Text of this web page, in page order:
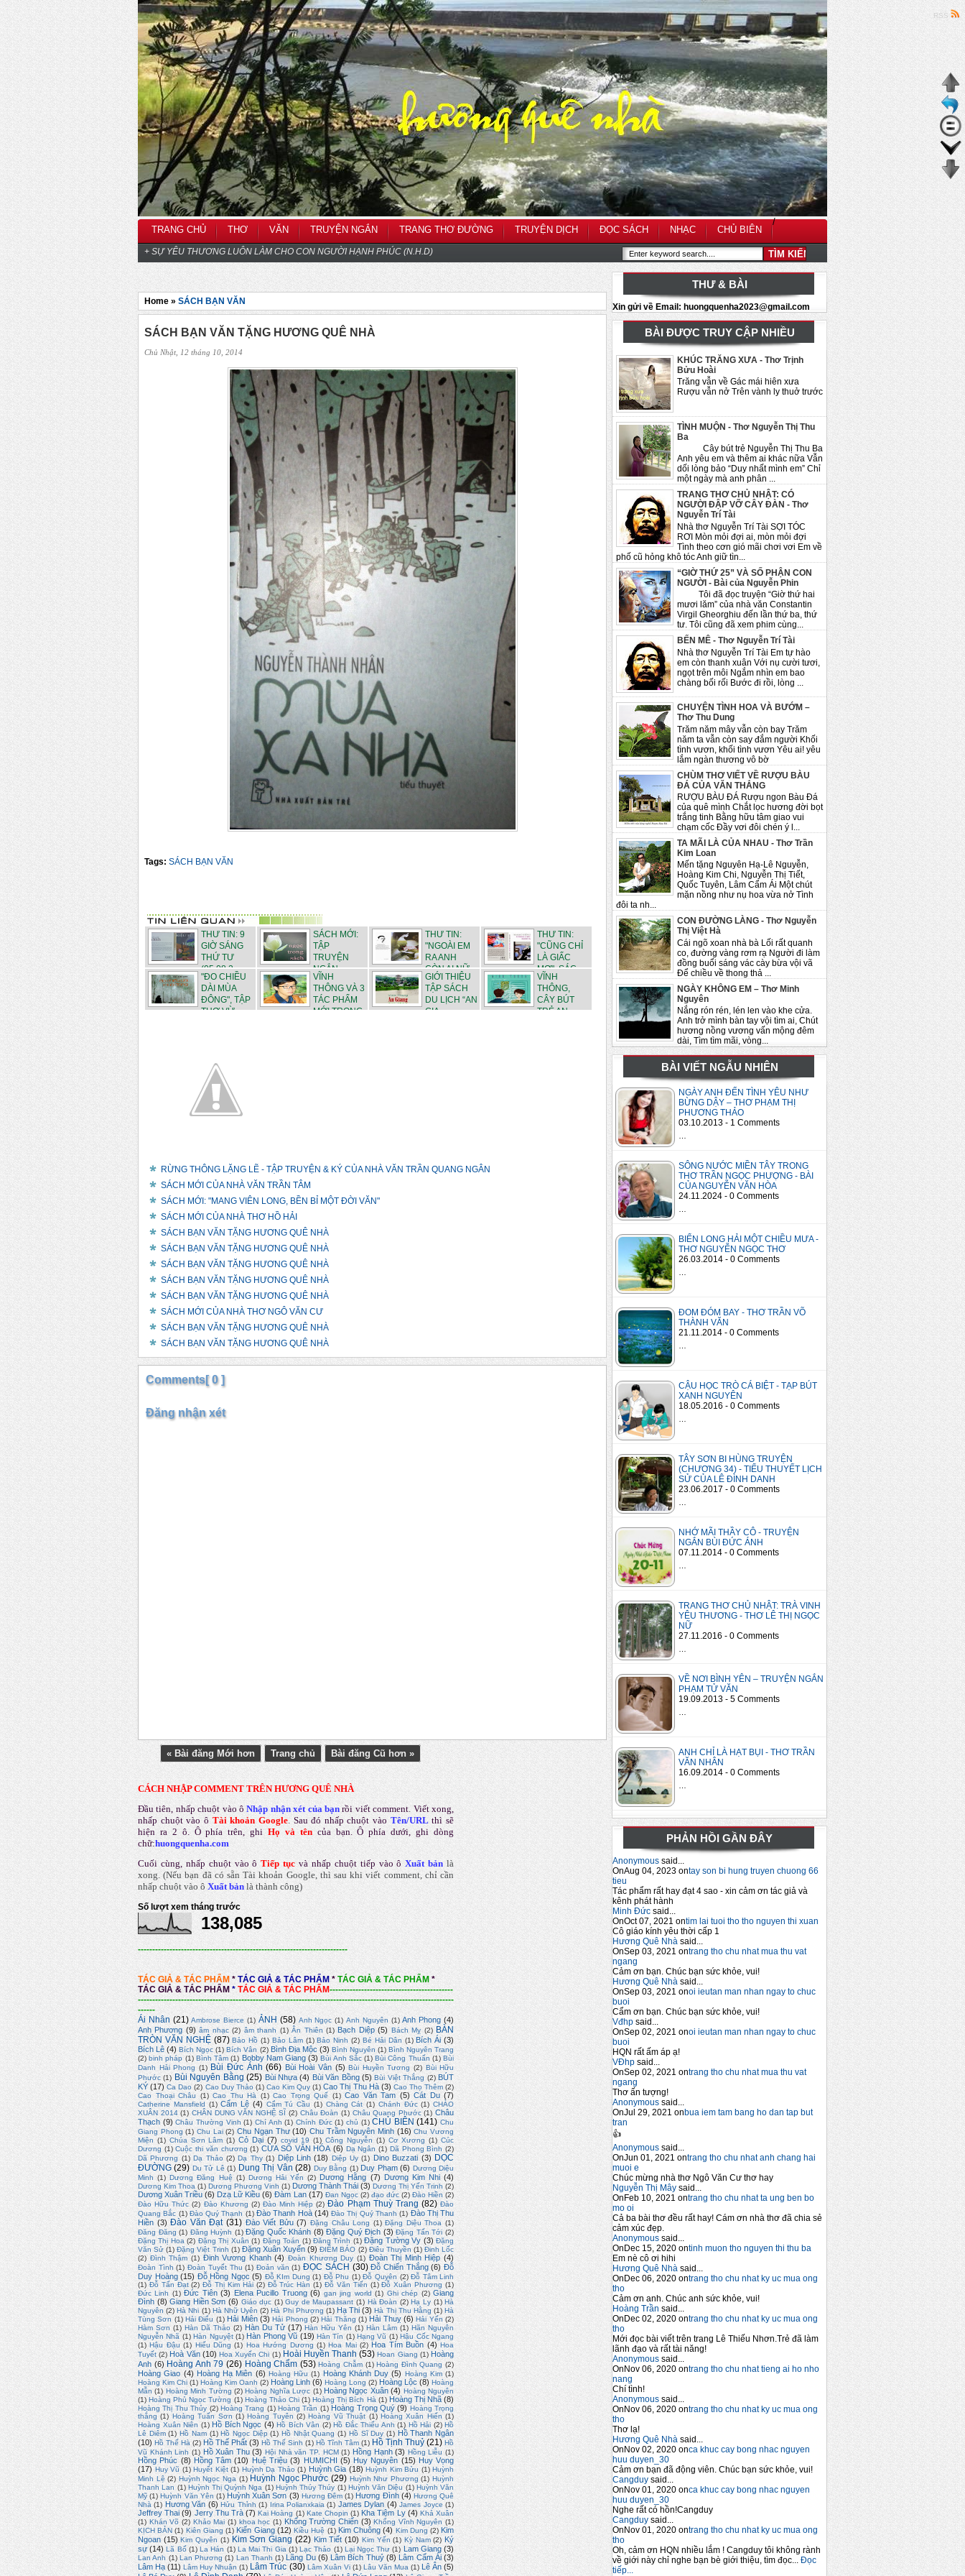
TRANG CHỦ THƠ VĂN TRUYỆN NGẮN TRANG THƠ ĐƯỜNG TRUYỆN DỊCH
/
ĐỌC SÁCH NHẠC CHỦ BIÊN
+ SỰ YÊU THƯƠNG LUÔN LÀM CHO CON NGƯỜI HẠNH PHÚC (N.H.D)
RSS
THƯ & BÀI
Xin gửi về Email: huongquenha2023@gmail.com
BÀI ĐƯỢC TRUY CẬP NHIỀU
KHÚC TRĂNG XƯA - Thơ Trịnh
Bửu Hoài
Trăng vẫn về Gác mái hiên xưa
Rượu vẫn nở Trên vành ly thuở trước
TÌNH MUỘN - Thơ Nguyễn Thị Thu
Ba
Cây bút trẻ Nguyễn Thị Thu Ba
Anh yêu em và thêm ai khác nữa Vẫn
dối lòng bảo “Duy nhất mình em” Chỉ
một ngày mà anh phân ...
TRANG THƠ CHỦ NHẬT: CÓ
NGƯỜI ĐẬP VỠ CÂY ĐÀN - Thơ
Nguyễn Trí Tài
Nhà thơ Nguyễn Trí Tài SỢI TÓC
RƠI Mòn mỏi đợi ai, mòn mỏi đợi
Tình theo cơn gió mãi chơi vơi Em về
phố cũ hỏng khô tóc Anh giữ tìn...
“GIỜ THỨ 25” VÀ SỐ PHẬN CON
NGƯỜI - Bài của Nguyễn Phin
Tôi đã đọc truyện “Giờ thứ hai
mươi lăm” của nhà văn Constantin
Virgil Gheorghiu đến lần thứ ba, thứ
tư. Tôi cũng đã xem phim cùng...
BẾN MÊ - Thơ Nguyễn Trí Tài
Nhà thơ Nguyễn Trí Tài Em tự hào
em còn thanh xuân Với nụ cười tươi,
ngọt trên môi Ngắm nhìn em bao
chàng bối rối Bước đi rồi, lòng ...
CHUYỆN TÌNH HOA VÀ BƯỚM –
Thơ Thu Dung
Trăm năm mây vẫn còn bay Trăm
năm ta vẫn còn say đắm người Khối
tình vươn, khối tình vươn Yêu ai! yêu
lắm ngàn thương vô bờ
CHÙM THƠ VIẾT VỀ RƯỢU BÀU
ĐÁ CỦA VĂN THẮNG
RƯỢU BÀU ĐÁ Rượu ngon Bàu Đá
của quê mình Chắt lọc hương đời bọt
trắng tinh Bằng hữu tâm giao vui
chạm cốc Đầy vơi đôi chén ý l...
TA MÃI LÀ CỦA NHAU - Thơ Trần
Kim Loan
Mến tặng Nguyên Hạ-Lê Nguyễn,
Hoàng Kim Chi, Nguyễn Thị Tiết,
Quốc Tuyên, Lâm Cẩm Ái Một chút
mặn nồng như nụ hoa vừa nở Tình
đôi ta nh...
CON ĐƯỜNG LÀNG - Thơ Nguyễn
Thị Việt Hà
Cái ngõ xoan nhà bà Lối rất quanh
co, đường vàng rơm rạ Người đi làm
đồng buổi sáng vác cày bừa vội vã
Để chiều về thong thả ...
NGÀY KHÔNG EM – Thơ Minh
Nguyên
Nắng rón rén, lén len vào khe cửa.
Anh trở mình bàn tay vội tìm ai, Chút
hương nồng vương vấn mộng đêm
dài, Tìm tìm mãi, vòng...
BÀI VIẾT NGẪU NHIÊN
NGÀY ANH ĐẾN TÌNH YÊU NHƯ
BỪNG DẬY – THƠ PHẠM THỊ
PHƯƠNG THẢO
03.10.2013 - 1 Comments
SÔNG NƯỚC MIỀN TÂY TRONG
THƠ TRẦN NGỌC PHƯỢNG - BÀI
CỦA NGUYỄN VĂN HÒA
24.11.2024 - 0 Comments
BIỂN LONG HẢI MỘT CHIỀU MƯA -
THƠ NGUYỄN NGỌC THƠ
26.03.2014 - 0 Comments
ĐOM ĐÓM BAY - THƠ TRẦN VÕ
THÀNH VĂN
21.11.2014 - 0 Comments
CẬU HỌC TRÒ CÁ BIỆT - TẠP BÚT
XANH NGUYÊN
18.05.2016 - 0 Comments
TÂY SƠN BI HÙNG TRUYỆN
(CHƯƠNG 34) - TIỂU THUYẾT LỊCH
SỬ CỦA LÊ ĐÌNH DANH
23.06.2017 - 0 Comments
NHỚ MÃI THẦY CÔ - TRUYỆN
NGẮN BÙI ĐỨC ÁNH
07.11.2014 - 0 Comments
TRANG THƠ CHỦ NHẬT: TRÀ VINH
YÊU THƯƠNG - THƠ LÊ THỊ NGỌC
NỮ
27.11.2016 - 0 Comments
VỀ NƠI BÌNH YÊN – TRUYỆN NGẮN
PHẠM TỬ VĂN
19.09.2013 - 5 Comments
ANH CHỈ LÀ HẠT BỤI - THƠ TRẦN
VĂN NHÂN
16.09.2014 - 0 Comments
PHẢN HỒI GẦN ĐÂY
Anonymous said...
OnAug 04, 2023 ontay son bi hung truyen chuong 66
tieu
Tác phẩm rất hay đạt 4 sao - xin cảm ơn tác giả và
kênh phát hành
Minh Đức said...
OnOct 07, 2021 ontim lai tuoi tho tho nguyen thi xuan
Cô giáo kính yêu thời cấp 1
Hương Quê Nhà said...
OnSep 03, 2021 ontrang tho chu nhat mua thu vat
ngang
Cảm ơn bạn. Chúc bạn sức khỏe, vui!
Hương Quê Nhà said...
OnSep 03, 2021 onoi ieutan man nhan ngay to chuc
buoi
Cẩm ơn bạn. Chúc bạn sức khỏe, vui!
Vđhp said...
OnSep 02, 2021 onoi ieutan man nhan ngay to chuc
buoi
HQN rất ấm áp ạ!
VĐhp said...
OnSep 02, 2021 ontrang tho chu nhat mua thu vat
ngang
Thơ ấn tượng!
Anonymous said...
OnJul 29, 2021 onbua iem tam bang ho dan tap but
tran
👍
Anonymous said...
OnJun 01, 2021 ontrang tho chu nhat anh chang hai
muoi e
Chúc mừng nhà thơ Ngô Văn Cư thơ hay
Nguyễn Thị Mây said...
OnFeb 10, 2021 ontrang tho chu nhat ta ung ben bo
mo oi
Cả ba bài thơ đều rất hay! Cám ơn nhà thơ đã chia sẻ
cảm xúc đẹp.
Anonymous said...
OnDec 15, 2020 ontinh muon tho nguyen thi thu ba
Em nè cô ơi hihi
Hương Quê Nhà said...
OnDec 06, 2020 ontrang tho chu nhat ky uc mua ong
tho
Cảm ơn anh. Chúc anh sức khỏe, vui!
Hoàng Trần said...
OnDec 02, 2020 ontrang tho chu nhat ky uc mua ong
tho
Mới đọc bài viết trên trang Lê Thiếu Nhơn.Trẻ đã làm
lãnh đạo và rất tài năng!
Anonymous said...
OnNov 06, 2020 ontrang tho chu nhat tieng ai ho nho
nang
Chí tình!
Anonymous said...
OnNov 06, 2020 ontrang tho chu nhat ky uc mua ong
tho
Thơ lạ!
Hương Quê Nhà said...
OnNov 02, 2020 onca khuc cay bong nhac nguyen
huu duyen_30
Cảm ơn bạn đã động viên. Chúc bạn sức khỏe, vui!
Cangduy said...
OnNov 01, 2020 onca khuc cay bong nhac nguyen
huu duyen_30
Nghe rất có hồn!Cangduy
Cangduy said...
OnNov 01, 2020 ontrang tho chu nhat ky uc mua ong
tho
Oh, cảm ơn HQN nhiều lắm ! Cangduy tôi không rành
về giới này chỉ nghe bạn bè giới thiệu, tìm đọc... Đọc
tiếp...
Home » SÁCH BẠN VĂN
SÁCH BẠN VĂN TẶNG HƯƠNG QUÊ NHÀ
Chủ Nhật, 12 tháng 10, 2014
Tags: SÁCH BẠN VĂN
THƯ TIN: 9
GIỜ SÁNG
THỨ TƯ
(05.08.2...
SÁCH MỚI:
TẬP
TRUYỆN
NGẮN
"NGỌC TRO...
THƯ TIN:
"NGOÀI EM
RA ANH
CÒN AI NỮ...
THƯ TIN:
"CŨNG CHỈ
LÀ GIẤC
MƠ", SÁC...
"ĐO CHIỀU
DÀI MÙA
ĐÔNG", TẬP
THƠ VỪ...
VĨNH
THÔNG VÀ 3
TÁC PHẨM
MỚI TRONG
GIỚI THIỆU
TẬP SÁCH
DU LỊCH “AN
GIA...
VĨNH
THÔNG,
CÂY BÚT
TRẺ AN
RỪNG THÔNG LẶNG LẼ - TẬP TRUYỆN & KÝ CỦA NHÀ VĂN TRẦN QUANG NGÂN
SÁCH MỚI CỦA NHÀ VĂN TRẦN TÂM
SÁCH MỚI: "MANG VIÊN LONG, BỀN BỈ MỘT ĐỜI VĂN"
SÁCH MỚI CỦA NHÀ THƠ HỒ HẢI
SÁCH BẠN VĂN TẶNG HƯƠNG QUÊ NHÀ
SÁCH BẠN VĂN TẶNG HƯƠNG QUÊ NHÀ
SÁCH BẠN VĂN TẶNG HƯƠNG QUÊ NHÀ
SÁCH BẠN VĂN TẶNG HƯƠNG QUÊ NHÀ
SÁCH BẠN VĂN TẶNG HƯƠNG QUÊ NHÀ
SÁCH MỚI CỦA NHÀ THƠ NGÔ VĂN CƯ
SÁCH BẠN VĂN TẶNG HƯƠNG QUÊ NHÀ
SÁCH BẠN VĂN TẶNG HƯƠNG QUÊ NHÀ
Comments[ 0 ]
Đăng nhận xét
« Bài đăng Mới hơn Trang chủ Bài đăng Cũ hơn »
CÁCH NHẬP COMMENT TRÊN HƯƠNG QUÊ NHÀ
Đầu tiên, nhấp chuột vào ô Nhập nhận xét của bạn rồi viết comment. Viết xong,
nhấp chuột vào ô Tài khoản Google. Sau đó nhấp chuột vào Tên/URL thì sẽ
hiện ra 2 ô. Ô phía trên, ghiHọ và tên của bạn. Ô phía dưới, ghi dòng
chữ:huongquenha.com
Cuối cùng, nhấp chuột vào ô Tiếp tục và nhấp chuột tiếp vào ôXuất bản là
xong.(Nếu bạn đã có sẵn Tài khoản Google, thì sau khi viết comment, chỉ cần
nhấp chuột vào ôXuất bản là thành công)
Số lượt xem tháng trước
138,085
-------------------------------------------------------------------------
TÁC GIẢ & TÁC PHẨM * TÁC GIẢ & TÁC PHẨM * TÁC GIẢ & TÁC PHẨM *
TÁC GIẢ & TÁC PHẨM * TÁC GIẢ & TÁC PHẨM-------------------------------------------
--------------------------------------------------------------------------------------------------------------
------
Ái Nhân (21) Ambrose Bierce (1) ẢNH (58) Anh Ngọc (1) Anh Nguyên (1) Anh Phong (4)
Anh Phương (9) âm nhạc (2) âm thanh (1) Ân Thiên (1) Bạch Diệp (5) Bách Mỵ (2) BÀN
TRÒN VĂN NGHỆ (87) Bảo Hồ (1) Bảo Lâm (1) Bảo Ninh (2) Bé Hải Dân (1) Bích Ái (3)
Bích Lê (4) Bích Ngọc (1) Bích Vân (2) Bình Địa Mộc (3) Bình Nguyên (1) Bình Nguyên Trang
(2) binh pháp (1) Bình Tâm (1) Bobby Nam Giang (3) Bùi Anh Sắc (1) Bùi Công Thuấn (1) Bùi
Danh Hải Phong (1) Bùi Đức Ánh (66) Bùi Hoài Vân (5) Bùi Huyền Tương (2) Bùi Hữu
Phước (1) Bùi Nguyên Bằng (25) Bùi Nhựa (4) Bùi Văn Bồng (5) Bùi Việt Thắng (2) BÚT
KÝ (17) Ca Dao (2) Cao Duy Thảo (1) Cao Kim Quy (1) Cao Thị Thu Hà (3) Cao Thọ Thêm (2)
Cao Thoại Châu
(1) Cao Thu Hà (1) Cao Trọng Quế (1) Cao Văn Tam (5) Cát Du (7)
Catherine Mansfield (1) Cẩm Lệ (4) Cẩm Tú Cầu (1) Chàng Cát (1) Chánh Đức (1) CHÀO
XUÂN 2014 (1) CHÂN DUNG VĂN NGHỆ SĨ (2) Châu Đoàn (1) Châu Quang Phước (1) Châu
Thạch (9) Châu Thường Vinh (1) Chí Anh (1) Chính Đức (1) chủ (1) CHỦ BIÊN (141) Chu
Giang Phong (1) Chu Lai (2) Chu Ngạn Thư (10) Chu Trầm Nguyên Minh (16) Chu Vương
Miện (1) Chúa Sơn Lâm (1) Cỏ Dại (7) covid 19 (1) Công Nguyễn (1) Cơ Xương (1) Cúc
Dương (1) Cuộc thi văn chương (1) CỬA SỔ VĂN HÓA (6) Dạ Ngân (1) Dã Phong Bình (2)
Dã Phương (1) Dạ Thảo (2) Dạ Thy (1) Diệp Linh (18) Diệp Uy (1) Dino Buzzati (3) DỌC
ĐƯỜNG (29) Du Tử Lê (1) Dung Thị Vân (28) Duy Bằng (1) Duy Phạm (6) Dương Diệu
Minh (1) Dương Đăng Huệ (1) Dương Hải Yến (2) Dương Hằng (7) Dương Kim Nhi (4)
Dương Kim Thoa (1) Dương Phương Vinh (1) Dương Thành Thái (3) Dương Thị Yến Trinh (2)
Dương Xuân Triều (6) Dzạ Lữ Kiều (6) Đàm Lan (17) Đan Ngọc (2) đạo đức (2) Đào Hiền (2)
Đào Hữu Thức (2) Đào Khương (2) Đào Minh Hiệp (2) Đào Phạm Thuỳ Trang (82) Đào
Quang Bắc (1) Đào Quý Thạnh (1) Đào Thanh Hoà (14) Đào Thị Quý Thanh (1) Đào Thị Thu
Hiền (3) Đào Văn Đạt (31) Đào Viết Bửu (7) Đặng Châu Long (1) Đặng Diệu Thoa (1)
Đăng Đăng (1) Đăng Huỳnh (1) Đặng Quốc Khánh (8) Đặng Quý Địch (3) Đặng Tấn Tới (2)
Đặng Thị Hoa (2) Đặng Thị Xuân (1) Đặng Toán (1) Đăng Trình (1) Đặng Tường Vy (3) Đặng
Văn Sử (1) Đặng Việt Trinh (1) Đặng Xuân Xuyến (9) ĐIỂM BÁO (2) Điêu Thuyền (1) Đinh Lốc
(2) Đình Thậm (1) Đinh Vương Khanh (4) Đoàn Khương Duy (1) Đoàn Thị Minh Hiệp (4)
Đoàn Tình (1) Đoàn Tuyết Thu (1) Đoản văn (1) ĐỌC SÁCH (30) Đỗ Chiến Thắng (6) Đỗ
Duy Hoàng (15) Đỗ Hồng Ngọc (5) Đỗ KIm Dung (1) Đỗ Phu (1) Đỗ Quyên (2) Đỗ Tâm Linh
(1) Đỗ Tấn Đạt (2) Đỗ Thị Kim Hải (2) Đỗ Trúc Hàn (1) Đỗ Văn Tiến (1) Đỗ Xuân Phương (1)
Đức Linh (1) Đức Tiên (3) Elena Pucillo Truong (6) gan jing world (1) Ghi chép (2) Giang
Đình (8) Giang Hiền Sơn (6) Giáo dục (1) Guy de Maupassant (1) Hà Đoàn (2) Hạ Ly (1) Hà
Nguyên (2) Hà Nhi (1) Hà Nhữ Uyên (2) Hà Phi Phượng (1) Hạ Thi (3) Hà Thị Thu Hằng (1) Hà
Tùng Sơn (1) Hải Điểu (1) Hải Miên (3) Hải Phong (2) Hải Thăng (1) Hải Thuỵ (6) Hải Yến (2)
Hàm Sơn (1) Hàn Dã Thảo (2) Hàn Du Tử (17) Hàn Hữu Yên (1) Hàn Lâm (1) Hãn Nguyên
Nguyễn Nhã (1) Hàn Nguyệt (1) Hàn Phong Vũ (19) Hàn Tín (1) Hạng Vũ (1) Hậu Cốc Ngang
(1) Hậu Đậu (1) Hiếu Dũng (1) Hoa Hướng Dương (1) Hoa Mai (2) Hoa Tím Buồn (4) Hoa
Tuyết (2) Hoà Văn (10) Hoa Xuyến Chi (1) Hoài Huyền Thanh (53) Hoan Giang (1) Hoàng
Anh (6) Hoàng Anh 79 (26) Hoàng Chẩm (53) Hoàng Chẫm (1) Hoàng Đình Quang (2)
Hoàng Giao (4) Hoàng Hạ Miên (6) Hoàng Hữu (1) Hoàng Khánh Duy (5) Hoàng Kim (1)
Hoàng Kim Chi (1) Hoàng Kim Oanh (2) Hoàng Linh (6) Hoàng Long (2) Hoàng Lộc (8) Hoàng
Mẫn (1) Hoàng Minh Tường (2) Hoàng Nghĩa Lược (1) Hoàng Ngọc Xuân (4) Hoàng Nguyên
(1) Hoàng Phủ Ngọc Tường (1) Hoàng Thảo Chi (1) Hoàng Thị Bích Hà (1) Hoàng Thị Nhã (8)
Hoàng Thị Thu Thủy (2) Hoàng Trang (1) Hoàng Trần (1) Hoàng Trọng Quý (9) Hoàng Trọng
thắng (1) Hoàng Tuấn Sơn (1) Hoàng Tuyên (2) Hoàng Vũ Thuật (1) Hoàng Xuân Hiến (1)
Hoàng Xuân Niên (1) Hồ Bích Ngọc (4) Hồ Bích Vân (2) Hồ Đắc Thiếu Anh (1) Hồ Hải (2) Hồ
Lê Diêm (1) Hồ Nam (1) Hồ Ngọc Diệp (1) Hồ Nhật Quang (1) Hồ Sĩ Duy (1) Hồ Thanh Ngân
(10) Hồ Thế Hà (2) Hồ Thế Phất (3) Hồ Thế Sinh (1) Hồ Tĩnh Tâm (1) Hồ Tịnh Thuỷ (21) Hồ
Vũ Khánh Linh (1) Hồ Xuân Thu (3) Hội Nhà văn TP. HCM (1) Hồng Hạnh (3) Hồng Liễu (1)
Hồng Phúc (8) Hồng Tâm (10) Huệ Triệu (3) HUMICHI (5) Huy Nguyên (15) Huy Vọng
(17) Huy Vũ (1) Huyết Kiệt (1) Huỳnh Dạ Thảo (1) Huỳnh Gia (18) Huỳnh Kim Bửu (1) Huỳnh
Minh Lệ (2) Huỳnh Ngọc Nga (1) Huỳnh Ngọc Phước (29) Huỳnh Như Phương (1) Huỳnh
Thanh Lan (1) Huỳnh Thị Quỳnh Nga (1) Huỳnh Thúy Thúy (1) Huỳnh Văn Diệu (1) Huỳnh Văn
Mỹ (1) Huỳnh Văn Yên (1) Huỳnh Xuân Sơn (3) Hương Đêm (1) Hương Đình (4) Hương Quê
Nhà (1) Hương Văn (6) Hửu Thỉnh (1) Irina Polianxkaia (1) James Dylan (4) James Joyce (1)
Jeffrey Thai (9) Jerry Thu Trà (7) Kai Hoàng (1) Kate Chopin (1) Kha Tiệm Ly (4) Khả Xuân
(1) Khán Võ (2) Khảo Mai (1) khoa học (1) Khổng Trường Chiến (3) Khổng Vĩnh Nguyên (1)
KỊCH BẢN (1) Kiên Giang (1) Kiến Giang (12) Kiều Huệ (1) Kim Chuông (4) Kim Dung (2) Kim
Ngoan (15) Kim Quyên (1) Kim Sơn Giang (22) Kim Tiết (10) Kim Yến (1) Kỳ Nam (2) Ký
sự (14) Lã Bố (1) La Hán (1) La Mai Thi Gia (1) Lạc Thảo (1) Lại Ngọc Thư (1) Lam Giang (3)
Lan Anh (1) Lan Phương (1) Lan Thanh (1) Lãng Du (6) Lâm Bích Thuỷ (8) Lâm Cẩm Ái (3)
Lâm Hạ (11) Lâm Huy Nhuận (1) Lâm Trúc (30) Lâm Xuân Vi (1) Lâu Văn Mua (1) Lê Ân (5)